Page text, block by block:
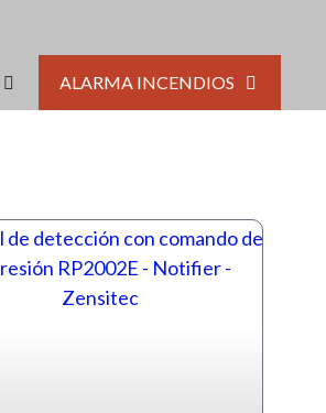
ALARMA INCENDIOS